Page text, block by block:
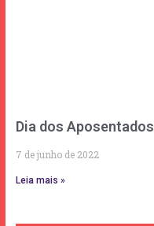
Dia dos Aposentados
7 de junho de 2022
Leia mais »